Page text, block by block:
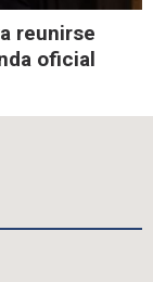
reunirse
oficial